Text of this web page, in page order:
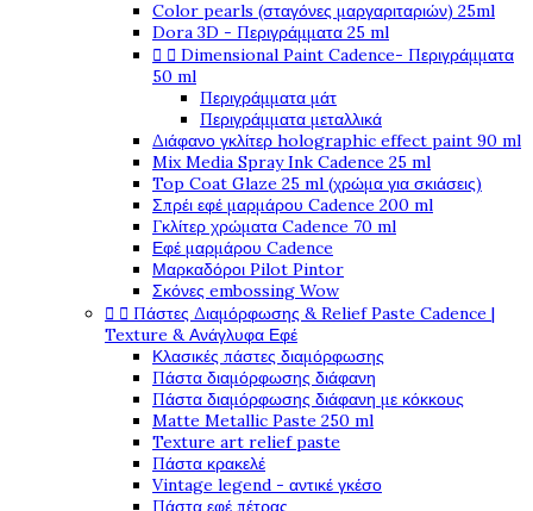
Color pearls (σταγόνες μαργαριταριών) 25ml
Dora 3D - Περιγράμματα 25 ml
  Dimensional Paint Cadence- Περιγράμματα
50 ml
Περιγράμματα μάτ
Περιγράμματα μεταλλικά
Διάφανο γκλίτερ holographic effect paint 90 ml
Mix Media Spray Ink Cadence 25 ml
Top Coat Glaze 25 ml (χρώμα για σκιάσεις)
Σπρέι εφέ μαρμάρου Cadence 200 ml
Γκλίτερ χρώματα Cadence 70 ml
Εφέ μαρμάρου Cadence
Μαρκαδόροι Pilot Pintor
Σκόνες embossing Wow
  Πάστες Διαμόρφωσης & Relief Paste Cadence |
Texture & Ανάγλυφα Εφέ
Κλασικές πάστες διαμόρφωσης
Πάστα διαμόρφωσης διάφανη
Πάστα διαμόρφωσης διάφανη με κόκκους
Matte Metallic Paste 250 ml
Texture art relief paste
Πάστα κρακελέ
Vintage legend - αντικέ γκέσο
Πάστα εφέ πέτρας